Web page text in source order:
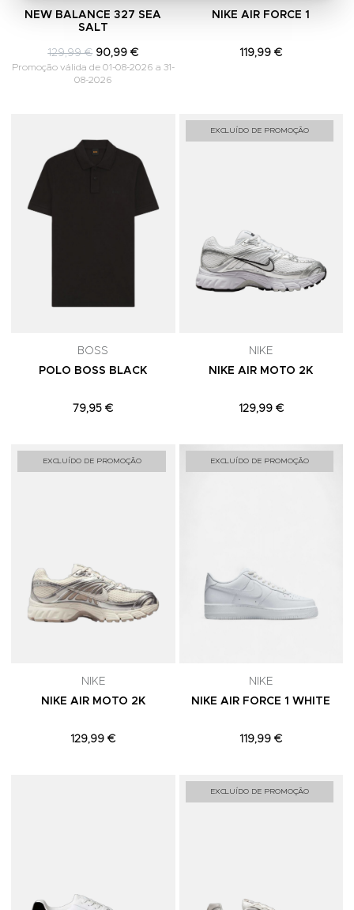
NEW BALANCE 327 SEA
SALT
129,99 € 90,99 €
Promoção válida de 01-08-2026 a 31-
08-2026
NIKE AIR FORCE 1
119,99 €
Adicionar aos Favoritos
BOSS
POLO BOSS BLACK
79,95 €
EXCLUÍDO DE PROMOÇÃO
NIKE
NIKE AIR MOTO 2K
129,99 €
EXCLUÍDO DE PROMOÇÃO Adicionar aos Favoritos
NIKE
NIKE AIR MOTO 2K
129,99 €
EXCLUÍDO DE PROMOÇÃO
NIKE
NIKE AIR FORCE 1 WHITE
119,99 €
Adicionar aos Favoritos
EXCLUÍDO DE PROMOÇÃO